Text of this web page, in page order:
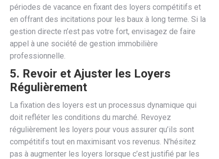
périodes de vacance en fixant des loyers compétitifs et
en offrant des incitations pour les baux à long terme. Si la
gestion directe n’est pas votre fort, envisagez de faire
appel à une société de gestion immobilière
professionnelle.
5. Revoir et Ajuster les Loyers
Régulièrement
La fixation des loyers est un processus dynamique qui
doit refléter les conditions du marché. Revoyez
régulièrement les loyers pour vous assurer qu’ils sont
compétitifs tout en maximisant vos revenus. N’hésitez
pas à augmenter les loyers lorsque c’est justifié par les